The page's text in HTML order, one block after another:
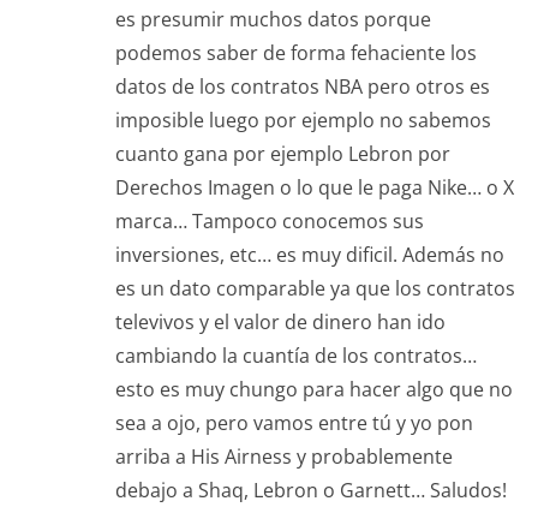
es presumir muchos datos porque
podemos saber de forma fehaciente los
datos de los contratos NBA pero otros es
imposible luego por ejemplo no sabemos
cuanto gana por ejemplo Lebron por
Derechos Imagen o lo que le paga Nike… o X
marca… Tampoco conocemos sus
inversiones, etc… es muy dificil. Además no
es un dato comparable ya que los contratos
televivos y el valor de dinero han ido
cambiando la cuantía de los contratos…
esto es muy chungo para hacer algo que no
sea a ojo, pero vamos entre tú y yo pon
arriba a His Airness y probablemente
debajo a Shaq, Lebron o Garnett… Saludos!